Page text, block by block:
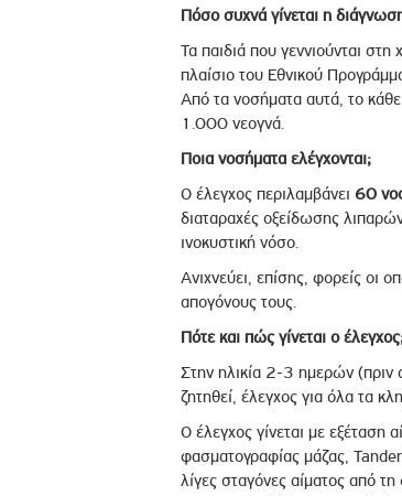
Πόσο συχνά γίνεται η
Τα παιδιά που γεννιούνται
πλαίσιο του Εθνικού
Από τα νοσήματα αυτά, το
1.000 νεογνά.
Ποια νοσήματα ελέγχονται;
Ο έλεγχος περιλαμβάνει 60
διαταραχές οξείδωσης
ινοκυστική νόσο.
Ανιχνεύει, επίσης, φορείς οι
απογόνους τους.
Πότε και πώς γίνεται ο
Στην ηλικία 2-3 ημερών (πριν
ζητηθεί, έλεγχος για όλα τα
Ο έλεγχος γίνεται με εξέταση
φασματογραφίας μάζας,
λίγες σταγόνες αίματος από